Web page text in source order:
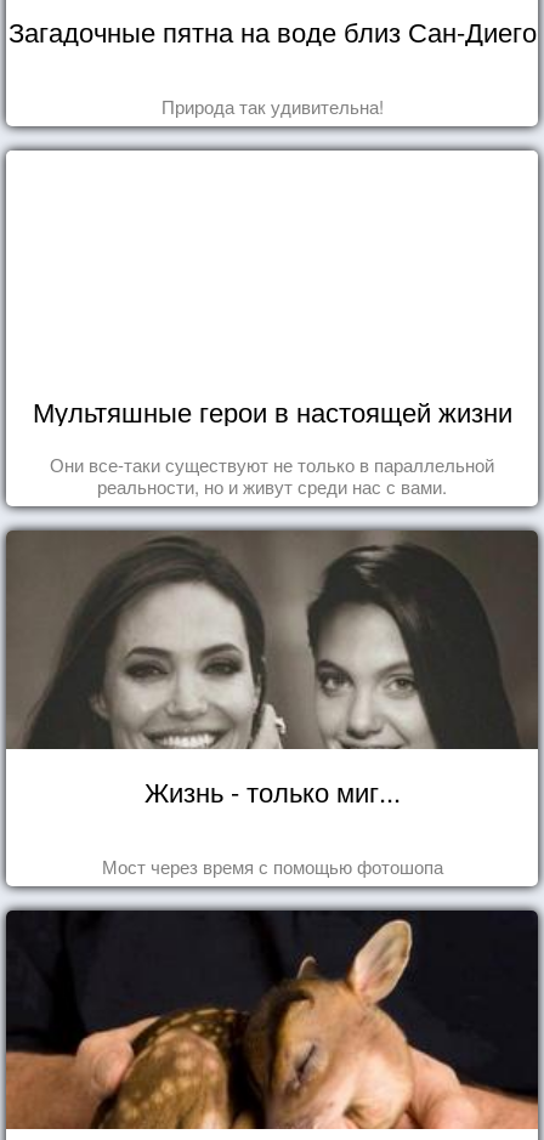
Загадочные пятна на воде близ Сан-Диего
Природа так удивительна!
Мультяшные герои в настоящей жизни
Они все-таки существуют не только в параллельной
реальности, но и живут среди нас с вами.
Жизнь - только миг...
Мост через время с помощью фотошопа